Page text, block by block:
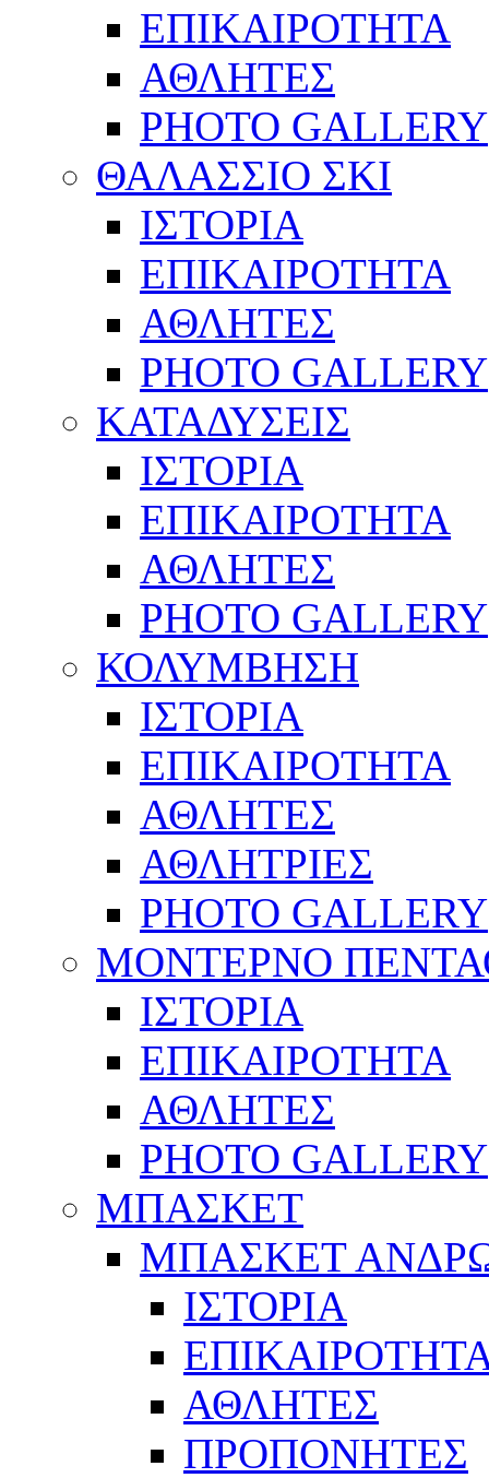
ΕΠΙΚΑΙΡΟΤΗΤΑ
ΑΘΛΗΤΕΣ
PHOTO GALLERY
ΘΑΛΑΣΣΙΟ ΣΚΙ
ΙΣΤΟΡΙΑ
ΕΠΙΚΑΙΡΟΤΗΤΑ
ΑΘΛΗΤΕΣ
PHOTO GALLERY
ΚΑΤΑΔΥΣΕΙΣ
ΙΣΤΟΡΙΑ
ΕΠΙΚΑΙΡΟΤΗΤΑ
ΑΘΛΗΤΕΣ
PHOTO GALLERY
ΚΟΛΥΜΒΗΣΗ
ΙΣΤΟΡΙΑ
ΕΠΙΚΑΙΡΟΤΗΤΑ
ΑΘΛΗΤΕΣ
ΑΘΛΗΤΡΙΕΣ
PHOTO GALLERY
ΜΟΝΤΕΡΝΟ
ΙΣΤΟΡΙΑ
ΕΠΙΚΑΙΡΟΤΗΤΑ
ΑΘΛΗΤΕΣ
PHOTO GALLERY
ΜΠΑΣΚΕΤ
ΜΠΑΣΚΕΤ
ΙΣΤΟΡΙΑ
ΑΘΛΗΤΕΣ
ΠΡΟΠΟΝΗΤΕΣ